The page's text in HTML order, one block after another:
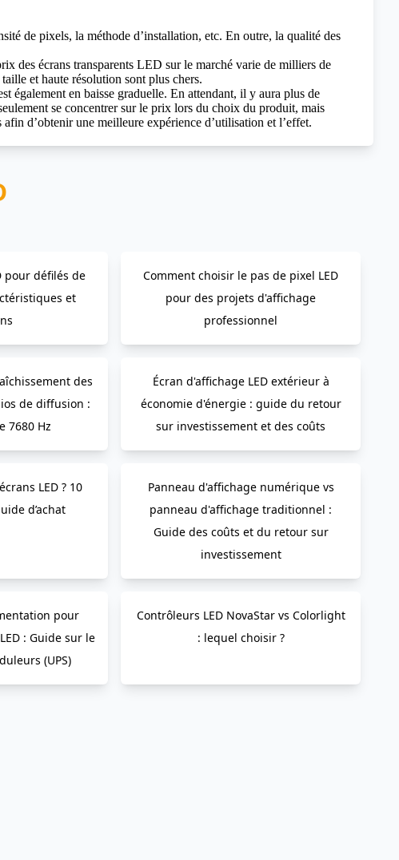
de pixels, la méthode d’installation, etc. En outre, la qualité des
des écrans transparents LED sur le marché varie de milliers de
et haute résolution sont plus chers.
également en baisse graduelle. En attendant, il y aura plus de
se concentrer sur le prix lors du choix du produit, mais
d’obtenir une meilleure expérience d’utilisation et l’effet.
pour défilés de
et
Comment choisir le pas de pixel LED
pour des projets d'affichage
professionnel
des
de diffusion :
7680 Hz
Écran d'affichage LED extérieur à
économie d'énergie : guide du retour
sur investissement et des coûts
LED ? 10
d’achat
Panneau d'affichage numérique vs
panneau d'affichage traditionnel :
Guide des coûts et du retour sur
investissement
pour
: Guide sur le
(UPS)
Contrôleurs LED NovaStar vs Colorlight
: lequel choisir ?